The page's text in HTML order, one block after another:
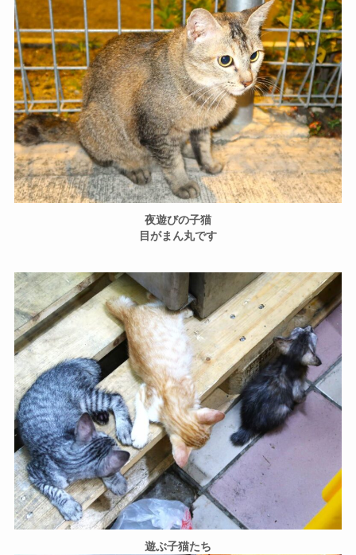
夜遊びの子猫
目がまん丸です
遊ぶ子猫たち